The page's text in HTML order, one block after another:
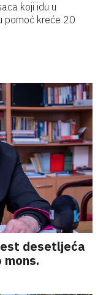
koji idu u
pomoć kreće 20
desetljeća
mons.